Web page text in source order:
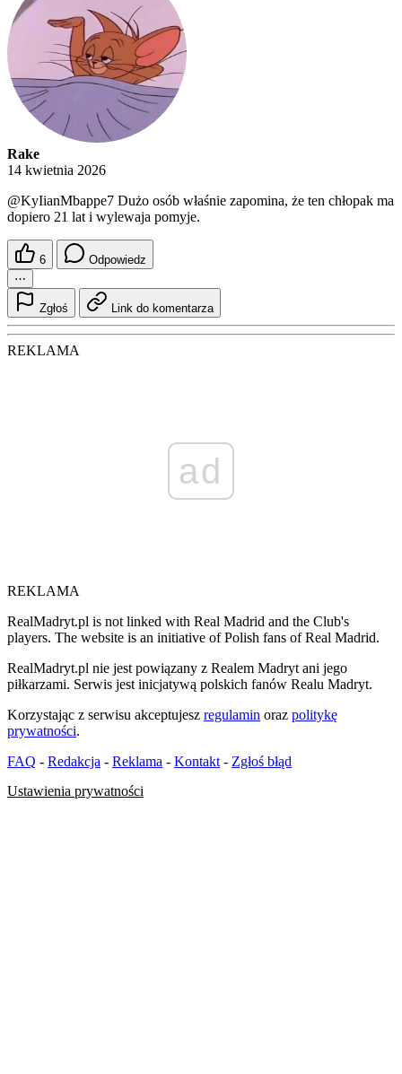
Rake
14 kwietnia 2026
@KyIianMbappe7 Dużo osób właśnie zapomina, że ten chłopak ma
dopiero 21 lat i wylewaja pomyje.
6
Odpowiedz
⋯
Zgłoś Link do komentarza
REKLAMA
ad
REKLAMA
RealMadryt.pl is not linked with Real Madrid and the Club's
players. The website is an initiative of Polish fans of Real Madrid.
RealMadryt.pl nie jest powiązany z Realem Madryt ani jego
piłkarzami. Serwis jest inicjatywą polskich fanów Realu Madryt.
Korzystając z serwisu akceptujesz regulamin oraz politykę
prywatności.
FAQ - Redakcja - Reklama - Kontakt - Zgłoś błąd
Ustawienia prywatności